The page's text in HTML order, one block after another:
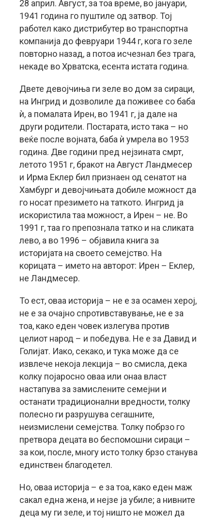
28 април. Август, за тоа време, во јануари,
1941 година го пуштиле од затвор. Тој
работел како дистрибутер во транспортна
компанија до февруари 1944 г, кога го зеле
повторно назад, а потоа исчезнал без трага,
некаде во Хрватска, есента истата година.
Двете девојчиња ги зеле во дом за сираци,
на Ингрид и дозволиле да поживее со баба
ѝ, а помалата Ирен, во 1941 г, ја дале на
други родители. Постарата, исто така – но
веќе после војната, баба ѝ умрела во 1953
година. Две години пред нејзината смрт,
летото 1951 г, бракот на Август Ландмесер
и Ирма Еклер бил признаен од сенатот на
Хамбург и девојчињата добиле можност да
го носат презимето на таткото. Ингрид ја
искористила таа можност, а Ирен – не. Во
1991 г, таа го препознала татко и на сликата
лево, а во 1996 – објавила книга за
историјата на своето семејство. На
корицата – името на авторот: Ирен – Еклер,
не Ландмесер.
То ест, оваа историја – не е за осамен херој,
не е за очајно спротивставување, не е за
тоа, како еден човек излегува против
целиот народ – и победува. Не е за Давид и
Голијат. Иако, секако, и тука може да се
извлече некоја лекција – во смисла, дека
колку појаросно оваа или онаа власт
настапува за замислените семејни и
останати традиционални вредности, толку
полесно ги разрушува сегашните,
неизмислени семејства. Толку побрзо го
претвора децата во беспомошни сираци –
за кои, после, многу исто толку брзо станува
единствен благодетел.
Но, оваа историја – е за тоа, како еден маж
сакал една жена, и нејзе ја убиле; а нивните
деца му ги зеле, и тој ништо не можел да